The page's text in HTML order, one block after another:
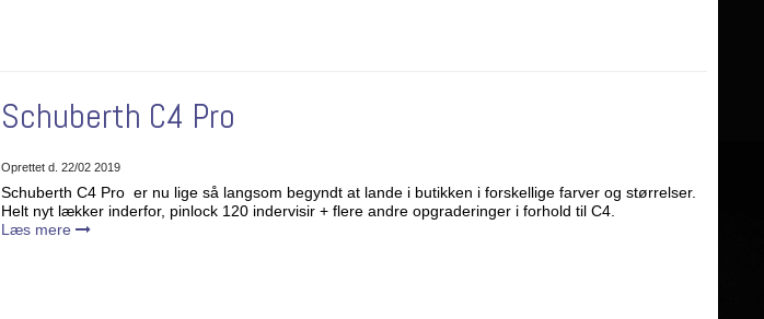
Schuberth C4 Pro
Oprettet d. 22/02 2019
Schuberth C4 Pro er nu lige så langsom begyndt at lande i butikken i forskellige farver og størrelser.
Helt nyt lækker inderfor, pinlock 120 indervisir + flere andre opgraderinger i forhold til C4.
Læs mere